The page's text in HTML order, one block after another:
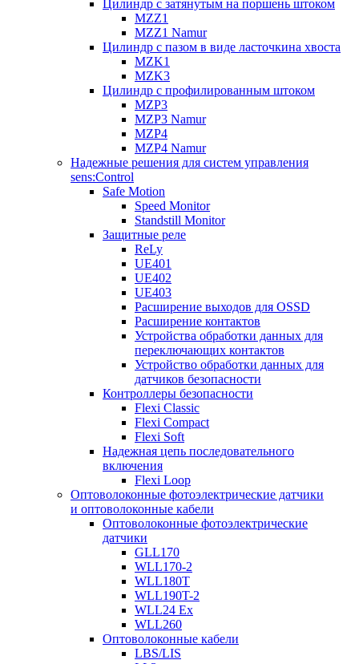
Цилиндр с затянутым на поршень штоком
MZZ1
MZZ1 Namur
Цилиндр с пазом в виде ласточкина хвоста
MZK1
MZK3
Цилиндр с профилированным штоком
MZP3
MZP3 Namur
MZP4
MZP4 Namur
Надежные решения для систем управления
sens:Control
Safe Motion
Speed Monitor
Standstill Monitor
Защитные реле
ReLy
UE401
UE402
UE403
Расширение выходов для OSSD
Расширение контактов
Устройства обработки данных для
переключающих контактов
Устройство обработки данных для
датчиков безопасности
Контроллеры безопасности
Flexi Classic
Flexi Compact
Flexi Soft
Надежная цепь последовательного
включения
Flexi Loop
Оптоволоконные фотоэлектрические датчики
и оптоволоконные кабели
Оптоволоконные фотоэлектрические
датчики
GLL170
WLL170-2
WLL180T
WLL190T-2
WLL24 Ex
WLL260
Оптоволоконные кабели
LBS/LIS